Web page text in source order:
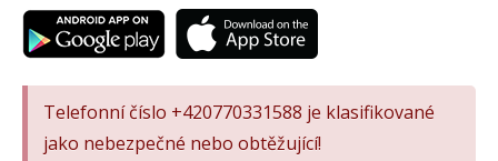
Telefonní číslo +420770331588 je klasifikované
jako nebezpečné nebo obtěžující!